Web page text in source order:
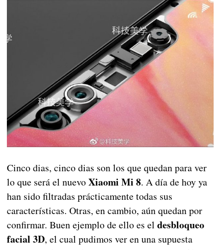
Cinco dias, cinco dias son los que quedan para ver
lo que será el nuevoXiaomi Mi 8. A día de hoy ya
han sido filtradas prácticamente todas sus
características. Otras, en cambio, aún quedan por
confirmar. Buen ejemplo de ello es el desbloqueo
facial 3D, el cual pudimos ver en una supuesta